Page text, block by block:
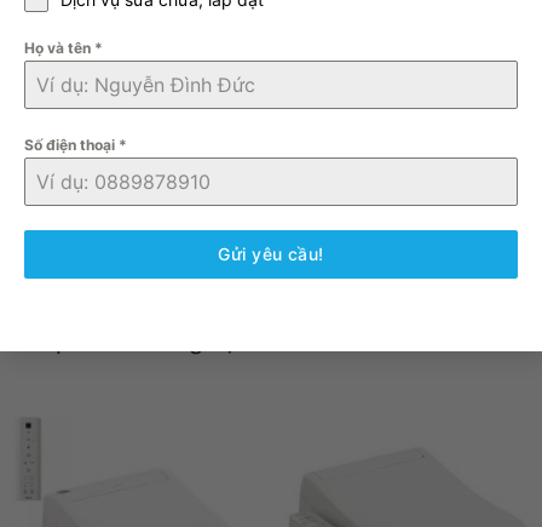
Họ và tên *
Số điện thoại *
Gửi yêu cầu!
Dễ dàng lắp đặt cũng như tháo rời để vệ sinh sản phẩm
Bảo hành 24 tháng kể từ ngày mua
Được sản xuất trên dây truyền công nghệ Đài Loan tại
Việt Nam